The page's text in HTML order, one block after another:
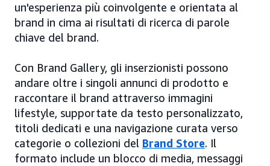
un'esperienza più coinvolgente e orientata al
brand in cima ai risultati di ricerca di parole
chiave del brand.
Con Brand Gallery, gli inserzionisti possono
andare oltre i singoli annunci di prodotto e
raccontare il brand attraverso immagini
lifestyle, supportate da testo personalizzato,
titoli dedicati e una navigazione curata verso
categorie o collezioni del Brand Store. Il
formato include un blocco di media, messaggi